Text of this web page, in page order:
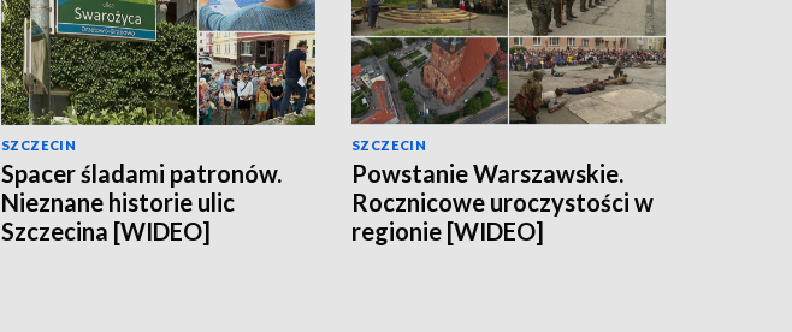
SZCZECIN
Spacer śladami patronów.
Nieznane historie ulic
Szczecina [WIDEO]
SZCZECIN
Powstanie Warszawskie.
Rocznicowe uroczystości w
regionie [WIDEO]